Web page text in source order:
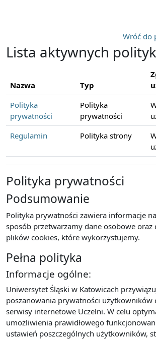
Wróć do
Lista aktywnych polityk
Nazwa Typ
Polityka
prywatności
Polityka
prywatności
Regulamin
Polityka strony
Polityka prywatności
Podsumowanie
Polityka prywatności zawiera informacje
sposób przetwarzamy dane osobowe oraz
plików cookies, które wykorzystujemy.
Pełna polityka
Informacje ogólne:
Uniwersytet Śląski w Katowicach
poszanowania prywatności użytkowników
serwisy internetowe Uczelni. W celu
umożliwienia prawidłowego
ustawień poszczególnych użytkowników,